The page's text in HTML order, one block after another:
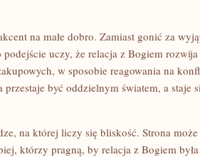
na małe dobro. Zamiast gonić za
podejście uczy, że relacja z Bogiem
w sposobie reagowania na
być oddzielnym światem, a staje
na której liczy się bliskość. Strona
którzy pragną, by relacja z Bogiem